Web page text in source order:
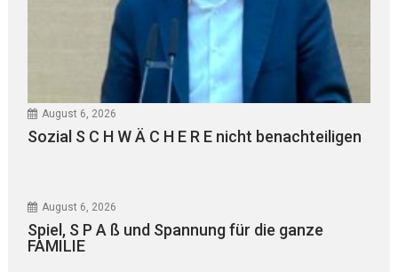
August 6, 2026
Sozial S C H W Ä C H E R E nicht benachteiligen
August 6, 2026
Spiel, S P A ß und Spannung für die ganze
FAMILIE